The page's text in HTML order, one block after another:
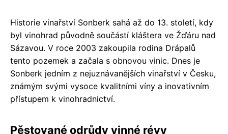
Historie vinařství Sonberk sahá až do 13. století, kdy
byl vinohrad původně součástí kláštera ve Žďáru nad
Sázavou. V roce 2003 zakoupila rodina Drápalů
tento pozemek a začala s obnovou vinic. Dnes je
Sonberk jedním z nejuznávanějších vinařství v Česku,
známým svými vysoce kvalitními víny a inovativním
přístupem k vinohradnictví.
Pěstované odrůdy vinné révy